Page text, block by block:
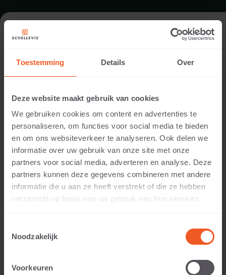
Toestemming Details Over
Deze website maakt gebruik van cookies
We gebruiken cookies om content en advertenties te
personaliseren, om functies voor social media te bieden
en om ons websiteverkeer te analyseren. Ook delen we
informatie over uw gebruik van onze site met onze
partners voor social media, adverteren en analyse. Deze
partners kunnen deze gegevens combineren met andere
informatie die u aan ze heeft verstrekt of die ze hebben
verzameld op basis van uw gebruik van hun services.
Noodzakelijk
Voorkeuren
ASSORTIMENT GRASBETONPLATEN
14 CM DIKTE